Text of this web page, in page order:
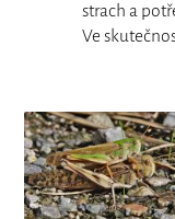
strach a
Ve